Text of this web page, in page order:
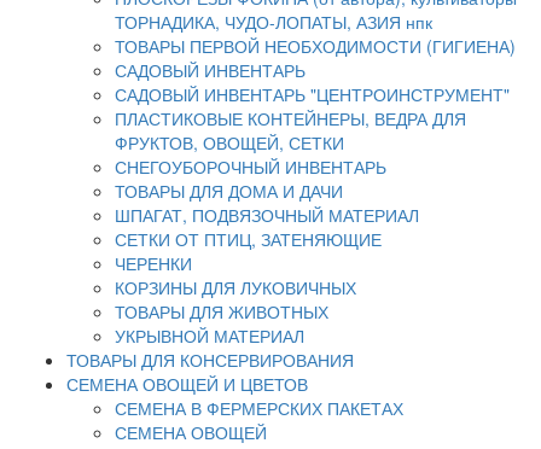
ТОРНАДИКА, ЧУДО-ЛОПАТЫ, АЗИЯ нпк
ТОВАРЫ ПЕРВОЙ НЕОБХОДИМОСТИ (ГИГИЕНА)
САДОВЫЙ ИНВЕНТАРЬ
САДОВЫЙ ИНВЕНТАРЬ "ЦЕНТРОИНСТРУМЕНТ"
ПЛАСТИКОВЫЕ КОНТЕЙНЕРЫ, ВЕДРА ДЛЯ
ФРУКТОВ, ОВОЩЕЙ, СЕТКИ
СНЕГОУБОРОЧНЫЙ ИНВЕНТАРЬ
ТОВАРЫ ДЛЯ ДОМА И ДАЧИ
ШПАГАТ, ПОДВЯЗОЧНЫЙ МАТЕРИАЛ
СЕТКИ ОТ ПТИЦ, ЗАТЕНЯЮЩИЕ
ЧЕРЕНКИ
КОРЗИНЫ ДЛЯ ЛУКОВИЧНЫХ
ТОВАРЫ ДЛЯ ЖИВОТНЫХ
УКРЫВНОЙ МАТЕРИАЛ
ТОВАРЫ ДЛЯ КОНСЕРВИРОВАНИЯ
СЕМЕНА ОВОЩЕЙ И ЦВЕТОВ
СЕМЕНА В ФЕРМЕРСКИХ ПАКЕТАХ
СЕМЕНА ОВОЩЕЙ